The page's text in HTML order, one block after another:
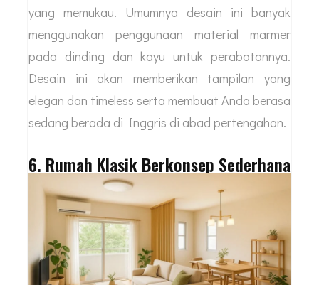
yang memukau. Umumnya desain ini banyak
menggunakan penggunaan material marmer
pada dinding dan kayu untuk perabotannya.
Desain ini akan memberikan tampilan yang
elegan dan timeless serta membuat Anda berasa
sedang berada di Inggris di abad pertengahan.
6. Rumah Klasik Berkonsep Sederhana